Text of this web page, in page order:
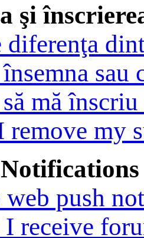
şi
diferenţa
sau
mă
remove my
web push
receive